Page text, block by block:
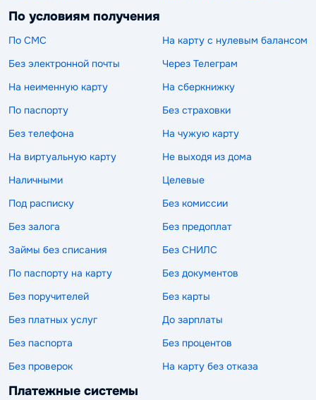
По условиям получения
По СМС
На карту с нулевым балансом
Без электронной почты
Через Телеграм
На неименную карту
На сберкнижку
По паспорту
Без страховки
Без телефона
На чужую карту
На виртуальную карту
Не выходя из дома
Наличными
Целевые
Под расписку
Без комиссии
Без залога
Без предоплат
Займы без списания
Без СНИЛС
По паспорту на карту
Без документов
Без поручителей
Без карты
Без платных услуг
До зарплаты
Без паспорта
Без процентов
Без проверок
На карту без отказа
Платежные системы